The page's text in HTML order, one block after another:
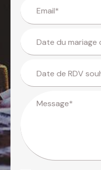
Email*
Date du mariage
Date de RDV
Message*